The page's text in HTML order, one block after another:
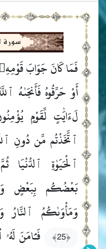
سورة
فَمَا كَانَ جَوَابَ
أَوْ حَرِّقُوهُ فَأَنجَىٰهُ
لَءَايَٰتٍ لِّقَوْمٍ
ٱتَّخَذْتُم مِّن دُونِ
ٱلْحَيَوٰةِ ٱلدُّنْيَا
بَعْضُكُم بِبَعْضٍ
وَمَأْوَىٰكُمُ
﴿25﴾
فَـَٔامَنَ